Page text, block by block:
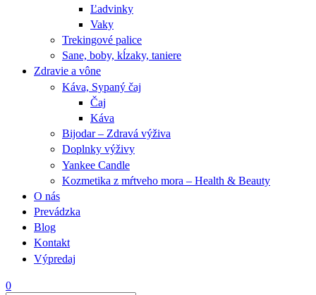
Ľadvinky
Vaky
Trekingové palice
Sane, boby, kĺzaky, taniere
Zdravie a vône
Káva, Sypaný čaj
Čaj
Káva
Bijodar – Zdravá výživa
Doplnky výživy
Yankee Candle
Kozmetika z mŕtveho mora – Health & Beauty
O nás
Prevádzka
Blog
Kontakt
Výpredaj
0